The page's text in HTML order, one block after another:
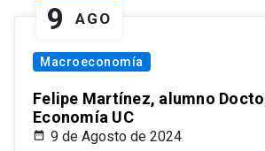
9 AGO
Macroeconomía
Felipe Martínez, alumno
Economía UC
9 de Agosto de 2024